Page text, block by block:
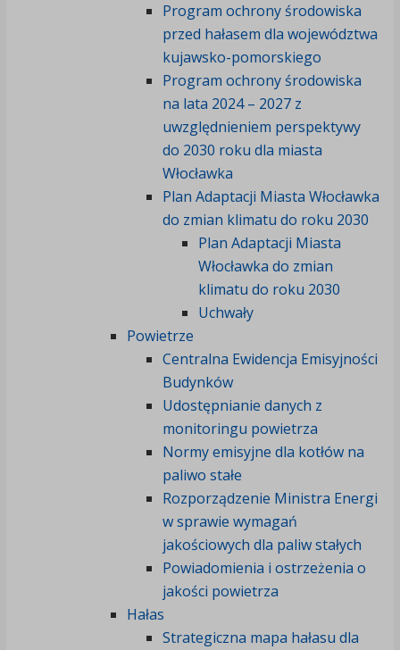
Program ochrony środowiska
przed hałasem dla województwa
kujawsko-pomorskiego
Program ochrony środowiska
na lata 2024 – 2027 z
uwzględnieniem perspektywy
do 2030 roku dla miasta
Włocławka
Plan Adaptacji Miasta Włocławka
do zmian klimatu do roku 2030
Plan Adaptacji Miasta
Włocławka do zmian
klimatu do roku 2030
Uchwały
Powietrze
Centralna Ewidencja Emisyjności
Budynków
Udostępnianie danych z
monitoringu powietrza
Normy emisyjne dla kotłów na
paliwo stałe
Rozporządzenie Ministra Energi
w sprawie wymagań
jakościowych dla paliw stałych
Powiadomienia i ostrzeżenia o
jakości powietrza
Hałas
Strategiczna mapa hałasu dla